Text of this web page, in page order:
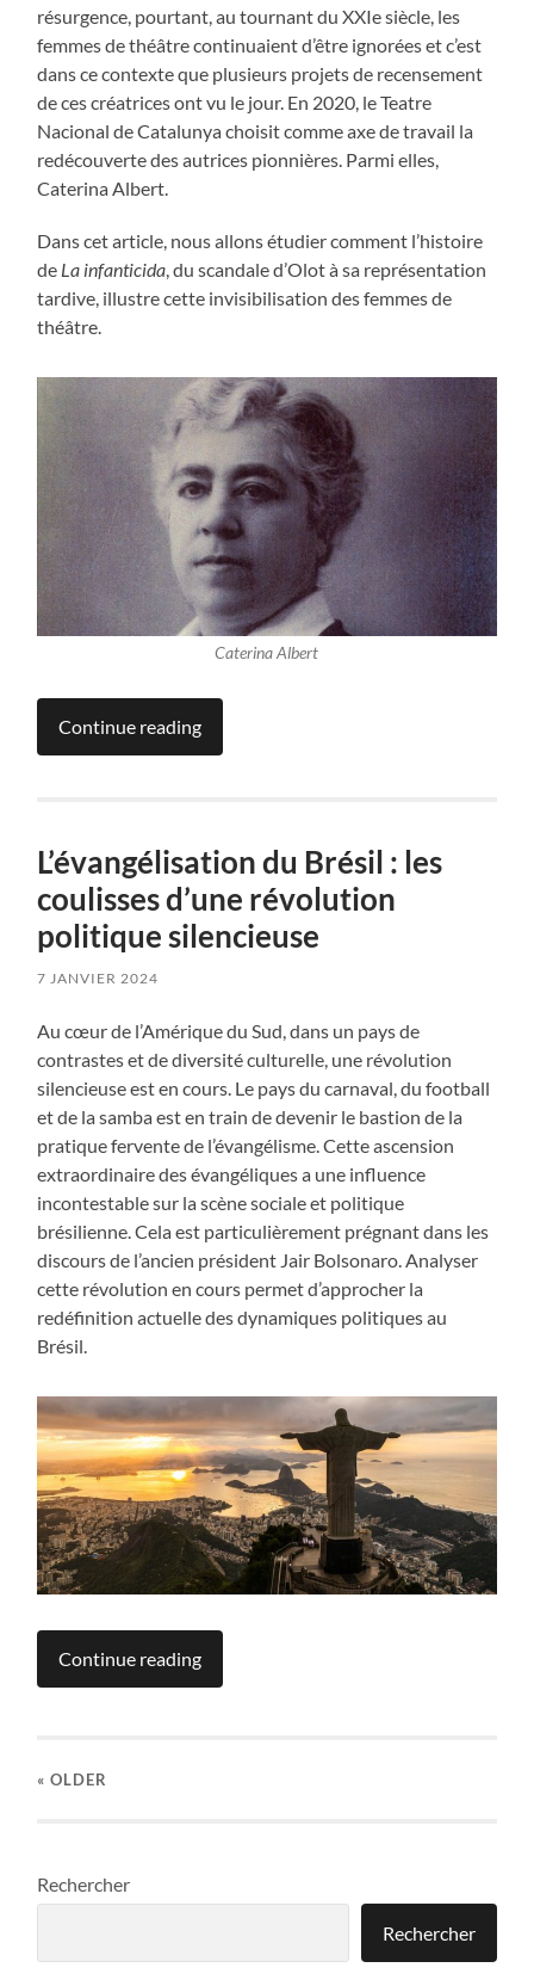
résurgence, pourtant, au tournant du XXIe siècle, les
femmes de théâtre continuaient d’être ignorées et c’est
dans ce contexte que plusieurs projets de recensement
de ces créatrices ont vu le jour. En 2020, le Teatre
Nacional de Catalunya choisit comme axe de travail la
redécouverte des autrices pionnières. Parmi elles,
Caterina Albert.
Dans cet article, nous allons étudier comment l’histoire
de La infanticida , du scandale d’Olot à sa représentation
tardive, illustre cette invisibilisation des femmes de
théâtre.
Caterina Albert
Continue reading
L’évangélisation du Brésil : les
coulisses d’une révolution
politique silencieuse
7 JANVIER 2024
Au cœur de l’Amérique du Sud, dans un pays de
contrastes et de diversité culturelle, une révolution
silencieuse est en cours. Le pays du carnaval, du football
et de la samba est en train de devenir le bastion de la
pratique fervente de l’évangélisme. Cette ascension
extraordinaire des évangéliques a une influence
incontestable sur la scène sociale et politique
brésilienne. Cela est particulièrement prégnant dans les
discours de l’ancien président Jair Bolsonaro. Analyser
cette révolution en cours permet d’approcher la
redéfinition actuelle des dynamiques politiques au
Brésil.
Continue reading
« OLDER
Rechercher
Rechercher